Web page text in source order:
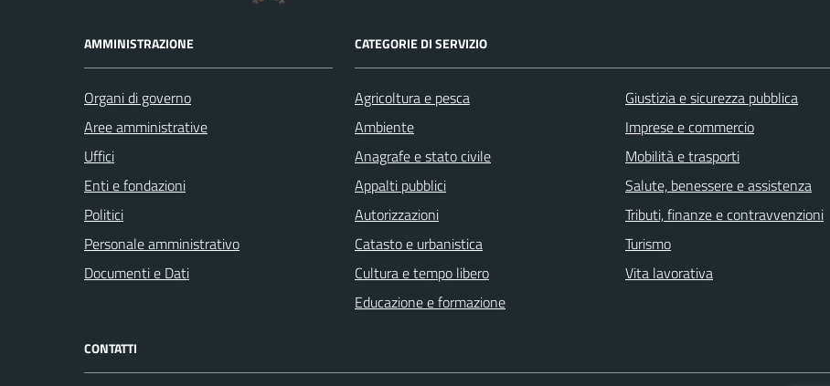
AMMINISTRAZIONE
Organi di governo
Aree amministrative
Uffici
Enti e fondazioni
Politici
Personale amministrativo
Documenti e Dati
CATEGORIE DI SERVIZIO
Agricoltura e pesca
Ambiente
Anagrafe e stato civile
Appalti pubblici
Autorizzazioni
Catasto e urbanistica
Cultura e tempo libero
Educazione e formazione
Giustizia e sicurezza pubblica
Imprese e commercio
Mobilità e trasporti
Salute, benessere e assistenza
Tributi, finanze e contravvenzioni
Turismo
Vita lavorativa
CONTATTI